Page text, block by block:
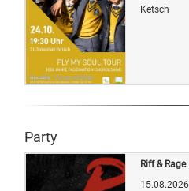
Quelle: Veranstalter
Ketsch
Party
Riff & Rage
15.08.2026